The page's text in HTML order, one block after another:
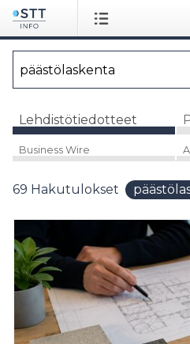
Lehdistötiedotteet
Business Wire
69 Hakutulokset